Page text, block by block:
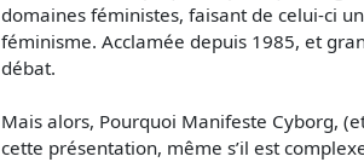
domaines féministes, faisant de celui-ci
féminisme. Acclamée depuis 1985, et
débat.
Mais alors, Pourquoi Manifeste Cyborg,
cette présentation, même s’il est